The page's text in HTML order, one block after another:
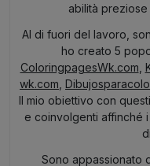
abilità
Al di fuori del lavoro,
ho creato 5
ColoringpagesWk.com
wk.com
Il mio obiettivo con
e coinvolgenti affinché
Sono appassionato